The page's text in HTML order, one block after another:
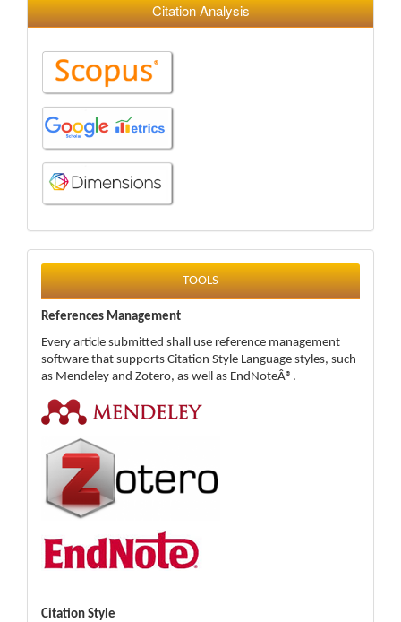
Citation Analysis
tools
TOOLS
References Management
Every article submitted shall use reference management
software that supports Citation Style Language styles, such
as Mendeley and Zotero, as well as EndNoteÂ®.
Citation Style